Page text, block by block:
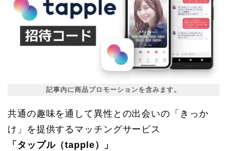
記事内に商品プロモーションを含みます。
共通の趣味を通して異性との出会いの「きっか
け」を提供するマッチングサービス
「タップル（tapple）」